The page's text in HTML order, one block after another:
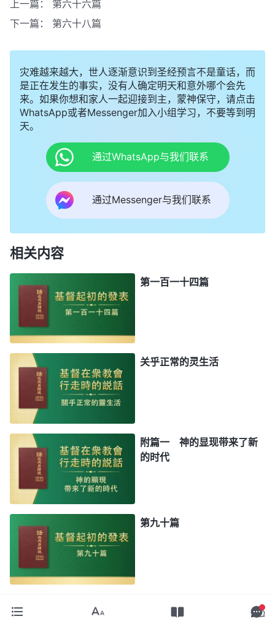
上一篇： 第六十六篇
下一篇： 第六十八篇
灾难越来越大，世人逐渐意识到圣经预言不是童话，而
是正在发生的事实，没有人确定明天和意外哪个会先
来。如果你想和家人一起迎接到主，蒙神保守，请点击
WhatsApp或者Messenger加入小组学习，不要等到明
天。
通过WhatsApp与我们联系
通过Messenger与我们联系
相关内容
第一百一十四篇
关乎正常的灵生活
附篇一 神的显现带来了新
的时代
第九十篇